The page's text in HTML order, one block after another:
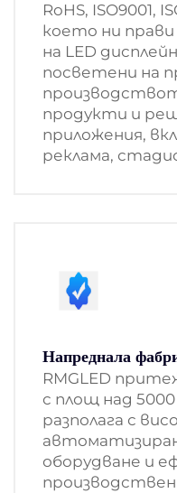
RoHS, ISO9001,
което ни
на LED
посветени на
продукти и
приложения,
реклама,
Напреднала
RMGLED
с площ над
разполага с
оборудване и